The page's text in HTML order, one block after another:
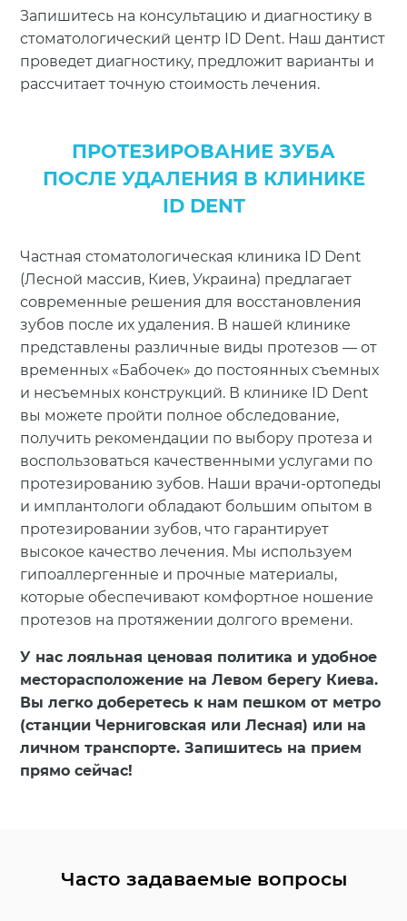
Запишитесь на консультацию и диагностику в
стоматологический центр ID Dent. Наш дантист
проведет диагностику, предложит варианты и
рассчитает точную стоимость лечения.
ПРОТЕЗИРОВАНИЕ ЗУБА
ПОСЛЕ УДАЛЕНИЯ В КЛИНИКЕ
ID DENT
Частная стоматологическая клиника ID Dent
(Лесной массив, Киев, Украина) предлагает
современные решения для восстановления
зубов после их удаления. В нашей клинике
представлены различные виды протезов — от
временных «Бабочек» до постоянных съемных
и несъемных конструкций. В клинике ID Dent
вы можете пройти полное обследование,
получить рекомендации по выбору протеза и
воспользоваться качественными услугами по
протезированию зубов. Наши врачи-ортопеды
и имплантологи обладают большим опытом в
протезировании зубов, что гарантирует
высокое качество лечения. Мы используем
гипоаллергенные и прочные материалы,
которые обеспечивают комфортное ношение
протезов на протяжении долгого времени.
У нас лояльная ценовая политика и удобное
месторасположение на Левом берегу Киева.
Вы легко доберетесь к нам пешком от метро
(станции Черниговская или Лесная) или на
личном транспорте. Запишитесь на прием
прямо сейчас!
Часто задаваемые вопросы